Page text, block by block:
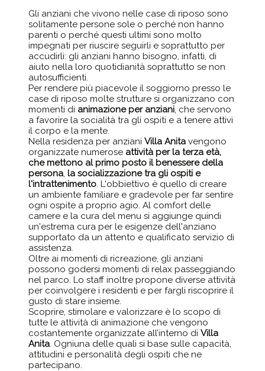
Gli anziani che vivono nelle case di riposo sono
solitamente persone sole o perché non hanno
parenti o perché questi ultimi sono molto
impegnati per riuscire seguirli e soprattutto per
accudirli: gli anziani hanno bisogno, infatti, di
aiuto nella loro quotidianità soprattutto se non
autosufficienti.
Per rendere più piacevole il soggiorno presso le
case di riposo molte strutture si organizzano con
momenti di animazione per anziani, che servono
a favorire la socialità tra gli ospiti e a tenere attivi
il corpo e la mente.
Nella residenza per anzianiVilla Anita vengono
organizzate numerose attività per la terza età,
che mettono al primo posto il benessere della
persona,la socializzazione tra gli ospiti e
l'intrattenimento. L'obbiettivo è quello di creare
un ambiente familiare e gradevole per far sentire
ogni ospite a proprio agio. Al comfort delle
camere e la cura del menu si aggiunge quindi
un'estrema cura per le esigenze dell'anziano
supportato da un attento e qualificato servizio di
assistenza.
Oltre ai momenti di ricreazione, gli anziani
possono godersi momenti di relax passeggiando
nel parco. Lo staff inoltre propone diverse attività
per coinvolgere i residenti e per fargli riscoprire il
gusto di stare insieme.
Scoprire, stimolare e valorizzare è lo scopo di
tutte le attività di animazione che vengono
costantemente organizzate all’interno diVilla
Anita. Ogniuna delle quali si base sulle capacità,
attitudini e personalità degli ospiti che ne
partecipano.